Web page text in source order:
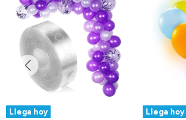
Llega hoy Llega hoy